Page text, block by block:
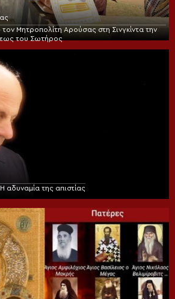
Μητροπολίτη Αρούσας στη Σινγκίντα την
του Σωτήρος
αδυναμία της απιστίας